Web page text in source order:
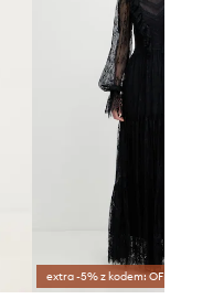
jaki nosisz
w sklepie
na standardową,
rozmiarową. Na
produktu
oznaczenie
extra -5% z kodem: OFF*